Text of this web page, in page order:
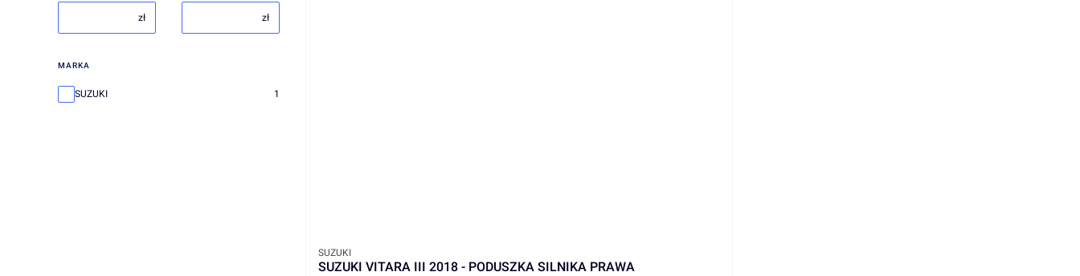
zł zł
MARKA
MarkaSUZUKI 1
SUZUKI VITARA III 2018 - PODUSZKA SILNIKA PRAWA
PRODUCENT
SUZUKI